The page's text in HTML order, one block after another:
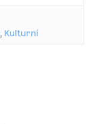
, Kulturní